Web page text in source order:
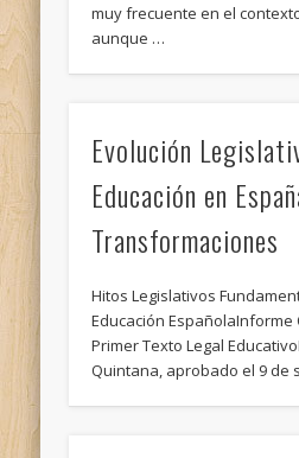
muy frecuente en el
aunque …
Evolución
Educación en
Transformaciones
Hitos Legislativos
Educación EspañolaInforme
Primer Texto Legal
Quintana, aprobado el 9 de